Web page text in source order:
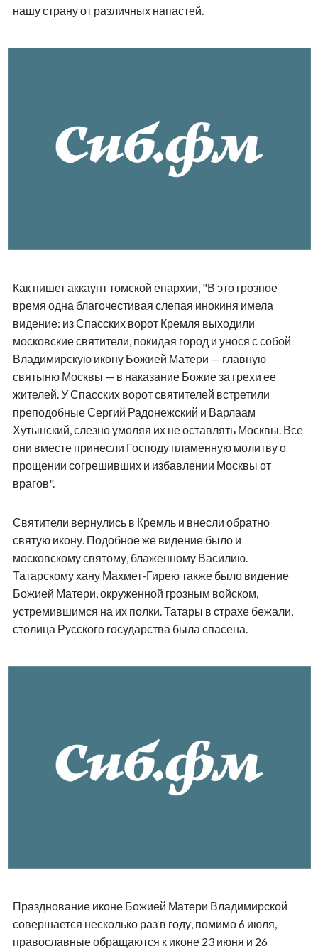
нашу страну от различных напастей.
Как пишет аккаунт томской епархии, "В это грозное
время одна благочестивая слепая инокиня имела
видение: из Спасских ворот Кремля выходили
московские святители, покидая город и унося с собой
Владимирскую икону Божией Матери — главную
святыню Москвы — в наказание Божие за грехи ее
жителей. У Спасских ворот святителей встретили
преподобные Сергий Радонежский и Варлаам
Хутынский, слезно умоляя их не оставлять Москвы. Все
они вместе принесли Господу пламенную молитву о
прощении согрешивших и избавлении Москвы от
врагов".
Святители вернулись в Кремль и внесли обратно
святую икону. Подобное же видение было и
московскому святому, блаженному Василию.
Татарскому хану Махмет-Гирею также было видение
Божией Матери, окруженной грозным войском,
устремившимся на их полки. Татары в страхе бежали,
столица Русского государства была спасена.
Празднование иконе Божией Матери Владимирской
совершается несколько раз в году, помимо 6 июля,
православные обращаются к иконе 23 июня и 26